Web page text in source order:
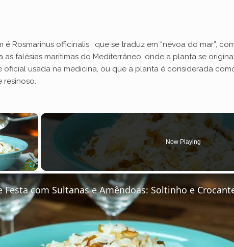
Rosmarinus officinalis , que se traduz em “névoa do mar”,
falésias marítimas do Mediterrâneo, onde a planta se
oficial usada na medicina, ou que a planta é considerada
resinoso.
×
Now Playing
Festa com Sultanas e Amêndoas: Soltinho e